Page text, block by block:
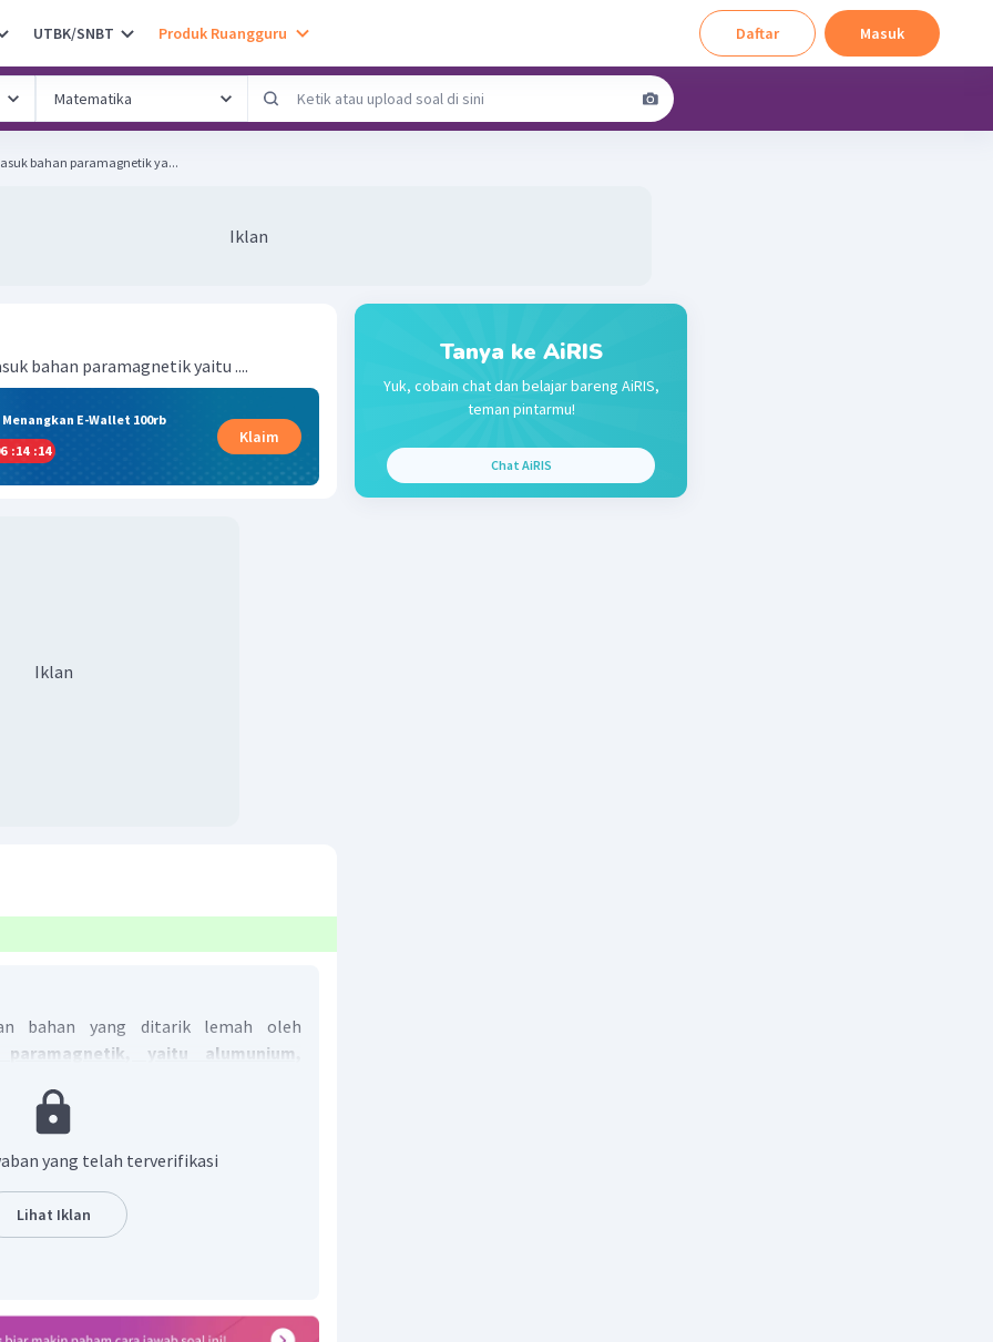
UTBK/SNBT Produk Ruangguru Daftar Masuk
bahan paramagnetik ya...
Iklan
bahan paramagnetik yaitu ....
E-Wallet 100rb
:14 :13
Klaim
Iklan
bahan yang ditarik lemah oleh
yaitu alumunium,
yang telah terverifikasi
Lihat Iklan
Tanya ke AiRIS
Yuk, cobain chat dan belajar bareng AiRIS,
teman pintarmu!
Chat AiRIS